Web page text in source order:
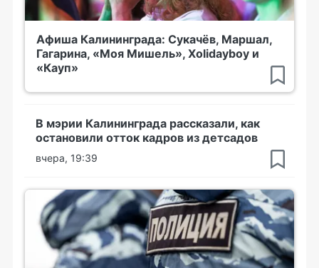
Афиша Калининграда: Сукачёв, Маршал,
Гагарина, «Моя Мишель», Xolidayboy и
«Кауп»
В мэрии Калининграда рассказали, как
остановили отток кадров из детсадов
вчера, 19:39